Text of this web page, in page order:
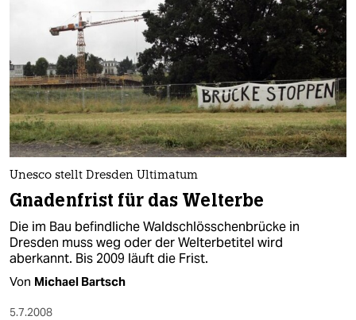
Unesco stellt Dresden Ultimatum
Gnadenfrist für das Welterbe
Die im Bau befindliche Waldschlösschenbrücke in
Dresden muss weg oder der Welterbetitel wird
aberkannt. Bis 2009 läuft die Frist.
Von Michael Bartsch
5.7.2008